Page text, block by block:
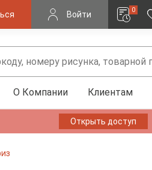
Войти 0
О Компании Клиентам
Открыть доступ